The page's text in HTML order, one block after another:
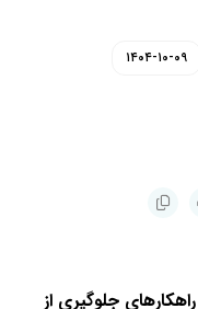
۱۴۰۴-۱۰-۰۹
جلوگیری از